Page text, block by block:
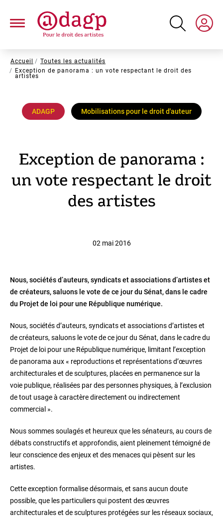
contenu
Fil
d'Ariane
Accueil
Toutes les actualités
Exception de panorama : un vote respectant le droit des
artistes
ADAGP Mobilisations pour le droit d'auteur
Exception de panorama :
un vote respectant le droit
des artistes
02 mai 2016
Nous, sociétés d’auteurs, syndicats et associations d’artistes et
de créateurs, saluons le vote de ce jour du Sénat, dans le cadre
du Projet de loi pour une République numérique.
Nous, sociétés d’auteurs, syndicats et associations d’artistes et
de créateurs, saluons le vote de ce jour du Sénat, dans le cadre du
Projet de loi pour une République numérique, limitant l’exception
de panorama aux « reproductions et représentations d’œuvres
architecturales et de sculptures, placées en permanence sur la
voie publique, réalisées par des personnes physiques, à l’exclusion
de tout usage à caractère directement ou indirectement
commercial ».
Nous sommes soulagés et heureux que les sénateurs, au cours de
débats constructifs et approfondis, aient pleinement témoigné de
leur conscience des enjeux et des menaces qui pèsent sur les
artistes.
Cette exception formalise désormais, et sans aucun doute
possible, que les particuliers qui postent des œuvres
architecturales et de sculptures protégées sur les réseaux sociaux,